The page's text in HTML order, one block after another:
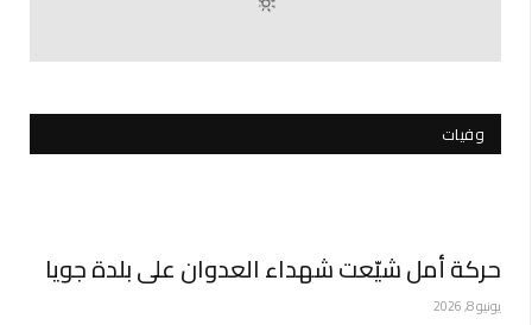
وفيات
حركة أمل شيّعت شهداء العدوان على بلدة جويا
يونيو 8, 2026